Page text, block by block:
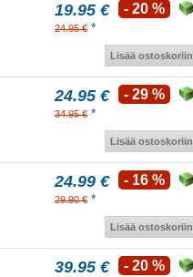
19.95 €
24.95 € *
- 20 %
Lisää ostoskoriin
24.95 €
34.95 € *
- 29 %
Lisää ostoskoriin
24.99 €
29.90 € *
- 16 %
Lisää ostoskoriin
39.95 € - 20 %